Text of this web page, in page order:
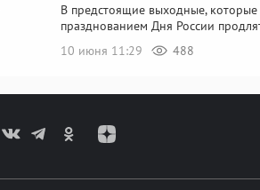
В предстоящие выходные, которые
празднованием Дня России
10 июня 11:29
488